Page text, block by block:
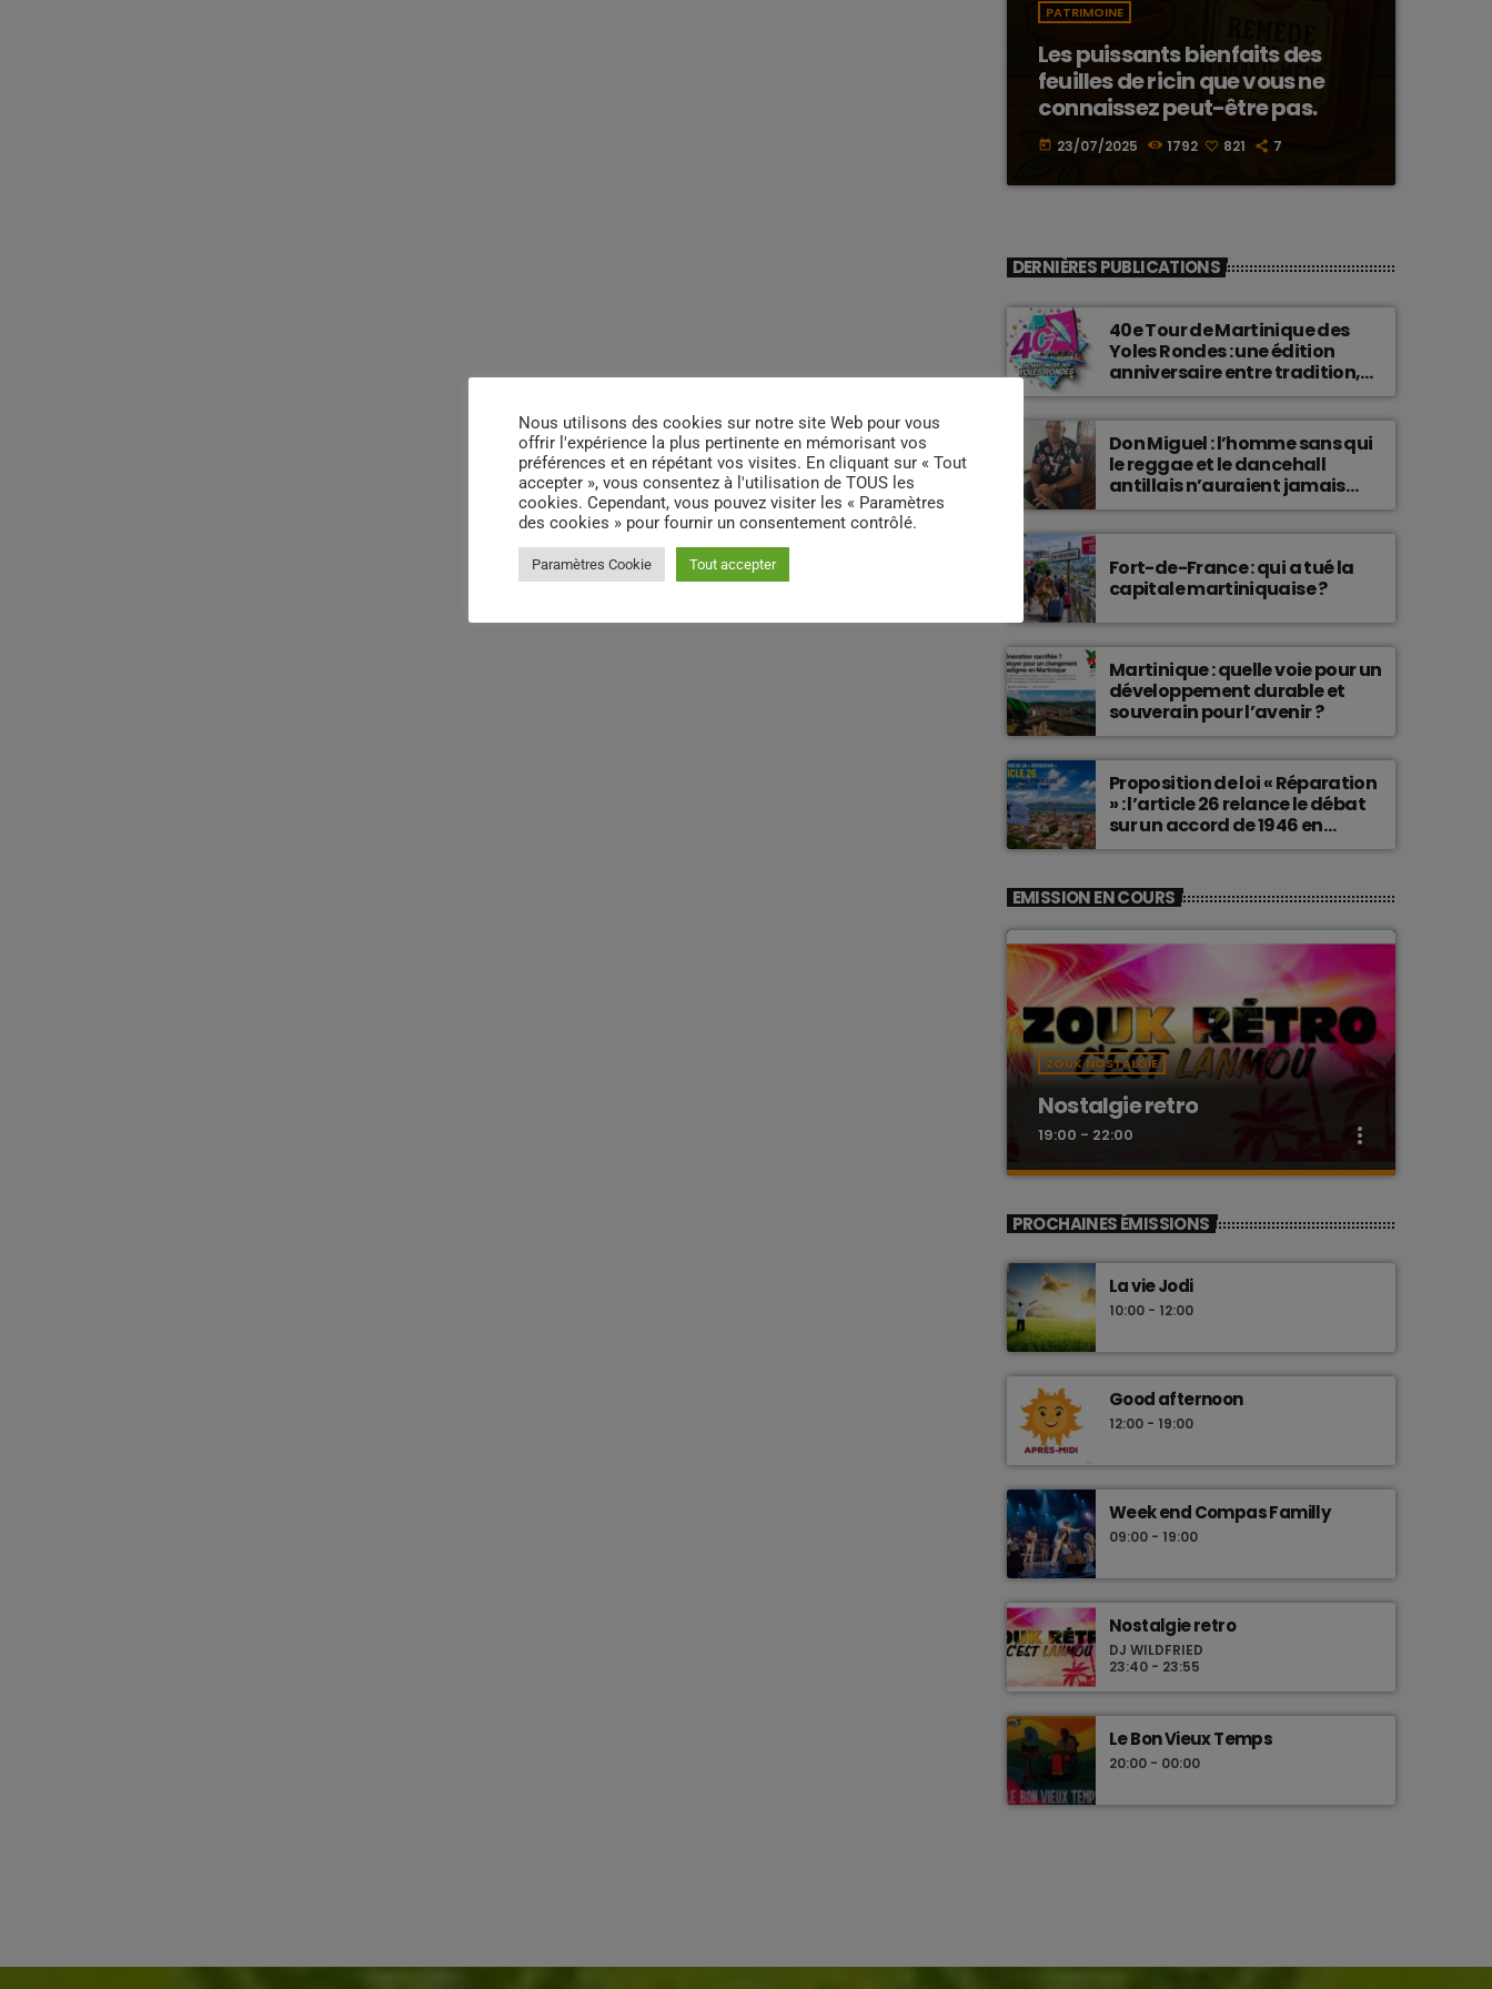
PATRIMOINE
Les puissants bienfaits des
feuilles de ricin que vous ne
connaissez peut-être pas.
today 23/07/2025 1792 821 7
DERNIÈRES PUBLICATIONS
40e Tour de Martinique des
Yoles Rondes : une édition
anniversaire entre tradition,
passion et fierté
martiniquaise.
Don Miguel : l’homme sans qui
le reggae et le dancehall
antillais n’auraient jamais
connu une telle histoire.
Fort-de-France : qui a tué la
capitale martiniquaise ?
Martinique : quelle voie pour un
développement durable et
souverain pour l’avenir ?
Proposition de loi « Réparation
» : l’article 26 relance le débat
sur un accord de 1946 en
Martinique
EMISSION EN COURS
ZOUK NOSTALGIE
Nostalgie retro
19:00 - 22:00 more_vert
Nostalgie retro
Les plus beaux Zouk des années 80
PROCHAINES ÉMISSIONS
La vie Jodi
10:00 - 12:00
Good afternoon
12:00 - 19:00
Week end Compas Familly
09:00 - 19:00
Nostalgie retro
DJ WILDFRIED
23:40 - 23:55
Le Bon Vieux Temps
20:00 - 00:00
Nous utilisons des cookies sur notre site Web pour vous
offrir l'expérience la plus pertinente en mémorisant vos
préférences et en répétant vos visites. En cliquant sur « Tout
accepter », vous consentez à l'utilisation de TOUS les
cookies. Cependant, vous pouvez visiter les « Paramètres
des cookies » pour fournir un consentement contrôlé.
Paramètres Cookie Tout accepter